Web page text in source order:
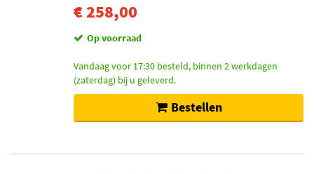
€ 258,00
Op voorraad
Vandaag voor 17:30 besteld, binnen 2 werkdagen
(zaterdag) bij u geleverd.
Bestellen